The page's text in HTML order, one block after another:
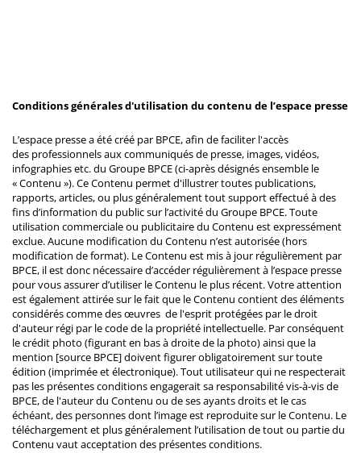
Conditions générales d'utilisation du contenu de l’espace presse
L’espace presse a été créé par BPCE, afin de faciliter l'accès
des professionnels aux communiqués de presse, images, vidéos,
infographies etc. du Groupe BPCE (ci-après désignés ensemble le
« Contenu »). Ce Contenu permet d'illustrer toutes publications,
rapports, articles, ou plus généralement tout support effectué à des
fins d’information du public sur l’activité du Groupe BPCE. Toute
utilisation commerciale ou publicitaire du Contenu est expressément
exclue. Aucune modification du Contenu n’est autorisée (hors
modification de format). Le Contenu est mis à jour régulièrement par
BPCE, il est donc nécessaire d’accéder régulièrement à l’espace presse
pour vous assurer d’utiliser le Contenu le plus récent. Votre attention
est également attirée sur le fait que le Contenu contient des éléments
considérés comme des œuvres de l'esprit protégées par le droit
d'auteur régi par le code de la propriété intellectuelle. Par conséquent
le crédit photo (figurant en bas à droite de la photo) ainsi que la
mention [source BPCE] doivent figurer obligatoirement sur toute
édition (imprimée et électronique). Tout utilisateur qui ne respecterait
pas les présentes conditions engagerait sa responsabilité vis-à-vis de
BPCE, de l'auteur du Contenu ou de ses ayants droits et le cas
échéant, des personnes dont l’image est reproduite sur le Contenu. Le
téléchargement et plus généralement l’utilisation de tout ou partie du
Contenu vaut acceptation des présentes conditions.